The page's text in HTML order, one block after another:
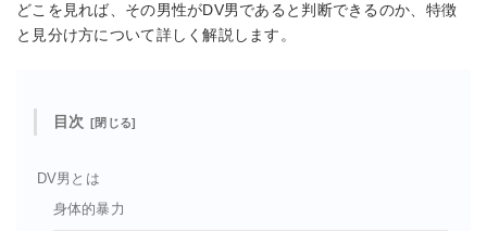
どこを見れば、その男性がDV男であると判断できるのか、特徴
と見分け方について詳しく解説します。
目次
DV男とは
身体的暴力